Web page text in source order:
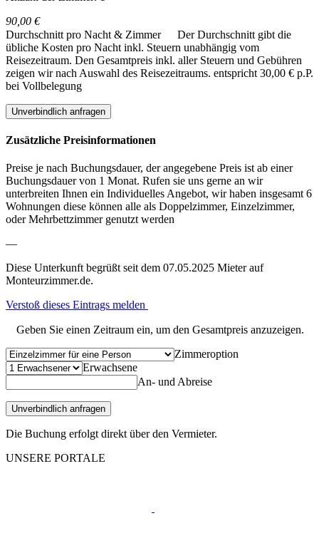
90,00 €
Durchschnitt pro Nacht & Zimmer
Der Durchschnitt gibt die
übliche Kosten pro Nacht inkl. Steuern unabhängig vom
Reisezeitraum. Den Gesamtpreis inkl. aller Steuern und Gebühren
zeigen wir nach Auswahl des Reisezeitraums. entspricht 30,00 € p.P.
bei Vollbelegung
Unverbindlich anfragen
Zusätzliche Preisinformationen
Preise je nach Buchungsdauer, der angegebene Preis ist ab einer
Buchungsdauer von 1 Monat. Rufen sie uns gerne an wir
unterbreiten Ihnen ein Individuelles Angebot, wir haben insgesamt 6
Wohnungen diese können alle als Doppelzimmer, Einzelzimmer,
oder Mehrbettzimmer genutzt werden
—
Diese Unterkunft begrüßt seit dem 07.05.2025 Mieter auf
Monteurzimmer.de.
Verstoß dieses Eintrags melden
Geben Sie einen Zeitraum ein, um den Gesamtpreis anzuzeigen.
Zimmeroption
Erwachsene
An- und Abreise
Unverbindlich anfragen
Die Buchung erfolgt direkt über den Vermieter.
UNSERE PORTALE